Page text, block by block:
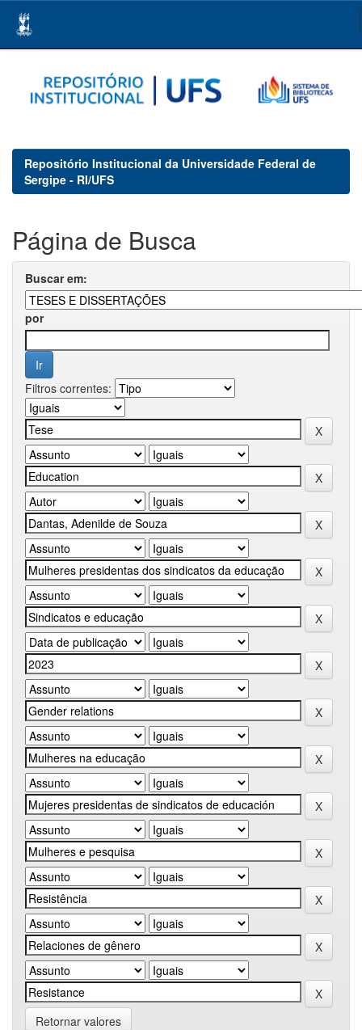
navigation
Repositório Institucional da Universidade Federal de
Sergipe - RI/UFS
Página de Busca
Buscar em:
por
Filtros correntes:
Retornar valores